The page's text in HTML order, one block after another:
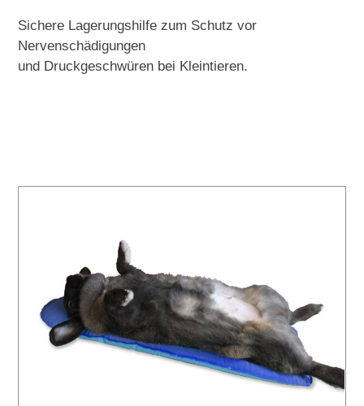
Sichere Lagerungshilfe zum Schutz vor
Nervenschädigungen
und Druckgeschwüren bei Kleintieren.